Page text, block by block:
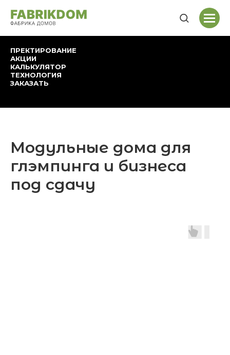
ПРЕКТИРОВАНИЕ
АКЦИИ
КАЛЬКУЛЯТОР
ТЕХНОЛОГИЯ
ЗАКАЗАТЬ
Модульные дома для
глэмпинга и бизнеса
под сдачу